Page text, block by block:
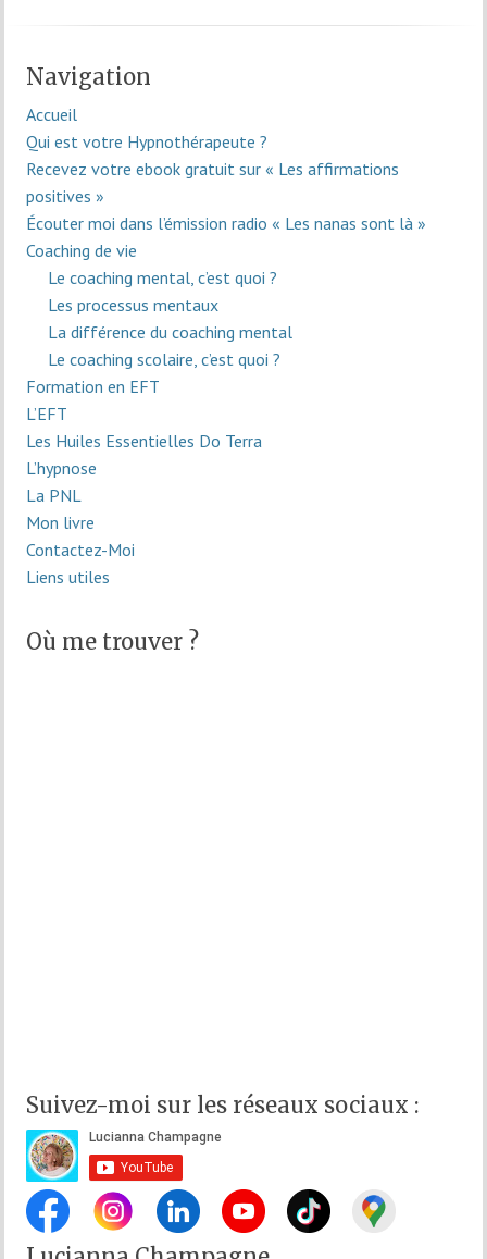
Navigation
Accueil
Qui est votre Hypnothérapeute ?
Recevez votre ebook gratuit sur « Les affirmations
positives »
Écouter moi dans l’émission radio « Les nanas sont là »
Coaching de vie
Le coaching mental, c’est quoi ?
Les processus mentaux
La différence du coaching mental
Le coaching scolaire, c’est quoi ?
Formation en EFT
L’EFT
Les Huiles Essentielles Do Terra
L’hypnose
La PNL
Mon livre
Contactez-Moi
Liens utiles
Où me trouver ?
Suivez-moi sur les réseaux sociaux :